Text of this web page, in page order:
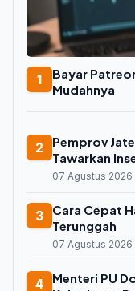
1
Bayar
Mudahnya
2
Pemprov
Tawarkan
07 Agustus 2026
3
Cara Cepat
Terunggah
07 Agustus 2026
4
Menteri PU